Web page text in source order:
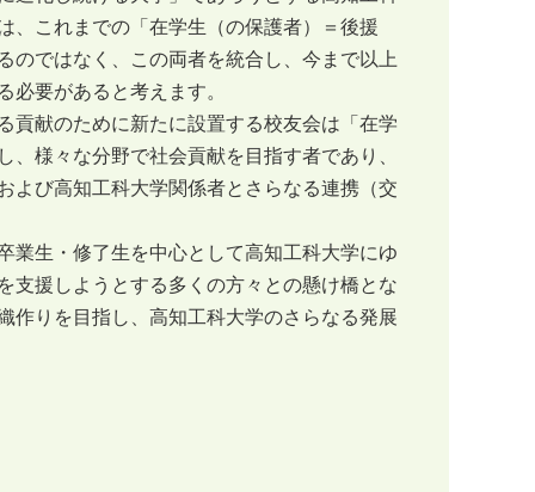
、これまでの「在学生（の保護者）＝後援
のではなく、この両者を統合し、今まで以上
要があると考えます。
献のために新たに設置する校友会は「在学
様々な分野で社会貢献を目指す者であり、
よび高知工科大学関係者とさらなる連携（交
生・修了生を中心として高知工科大学にゆ
支援しようとする多くの方々との懸け橋とな
作りを目指し、高知工科大学のさらなる発展